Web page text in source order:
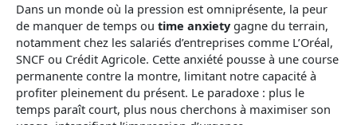
Dans un monde où la pression est omniprésente, la peur
de manquer de temps ou time anxietygagne du terrain,
notamment chez les salariés d’entreprises comme L’Oréal,
SNCF ou Crédit Agricole. Cette anxiété pousse à une course
permanente contre la montre, limitant notre capacité à
profiter pleinement du présent. Le paradoxe : plus le
temps paraît court, plus nous cherchons à maximiser son